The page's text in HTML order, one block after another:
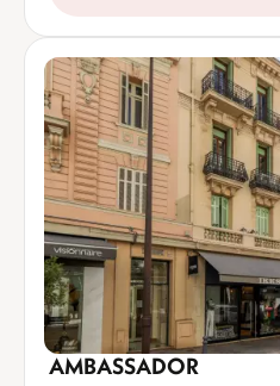
AMBASSADOR